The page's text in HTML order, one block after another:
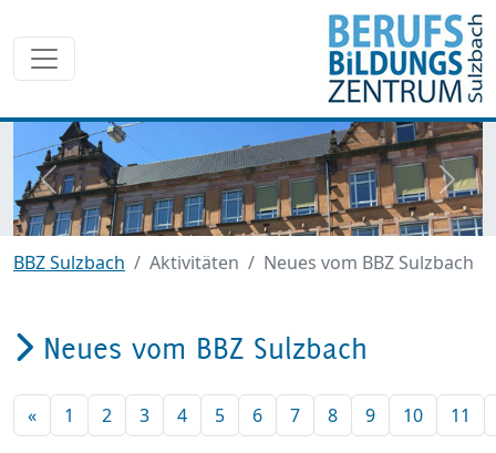
zurück
BBZ Sulzbach Aktivitäten Neues vom BBZ Sulzbach
Neues vom BBZ Sulzbach
« 1 2 3 4 5 6 7 8 9 10 11